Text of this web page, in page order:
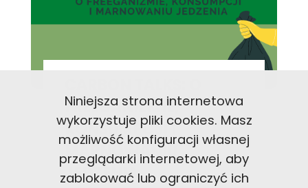
Niniejsza strona internetowa
wykorzystuje pliki cookies. Masz
możliwość konfiguracji własnej
przeglądarki internetowej, aby
zablokować lub ograniczyć ich
FREEGANIZMIE,
KONSUMPCJI I
MARNOWANIU
JEDZENIA